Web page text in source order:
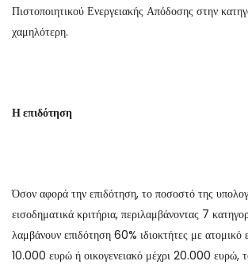
Πιστοποιητικού Ενεργειακής Απόδοσης στην
χαμηλότερη.
Η επιδότηση
Όσον αφορά την επιδότηση, το ποσοστό της
εισοδηματικά κριτήρια, περιλαμβάνοντας 7
λαμβάνουν επιδότηση 60% ιδιοκτήτες με ατομικό
10.000 ευρώ ή οικογενειακό μέχρι 20.000 ευρώ,